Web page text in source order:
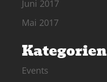
Juni 2017
Mai 2017
Kategorien
Events